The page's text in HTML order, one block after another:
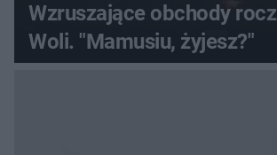
Wzruszające obchody
Woli. "Mamusiu, żyjesz?"